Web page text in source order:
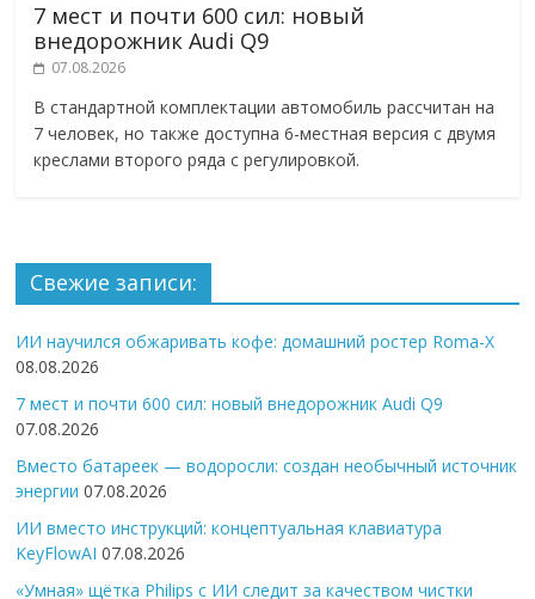
7 мест и почти 600 сил: новый
внедорожник Audi Q9
07.08.2026
В стандартной комплектации автомобиль рассчитан на
7 человек, но также доступна 6-местная версия с двумя
креслами второго ряда с регулировкой.
Свежие записи:
ИИ научился обжаривать кофе: домашний ростер Roma-X
08.08.2026
7 мест и почти 600 сил: новый внедорожник Audi Q9
07.08.2026
Вместо батареек — водоросли: создан необычный источник
энергии 07.08.2026
ИИ вместо инструкций: концептуальная клавиатура
KeyFlowAI 07.08.2026
«Умная» щётка Philips с ИИ следит за качеством чистки